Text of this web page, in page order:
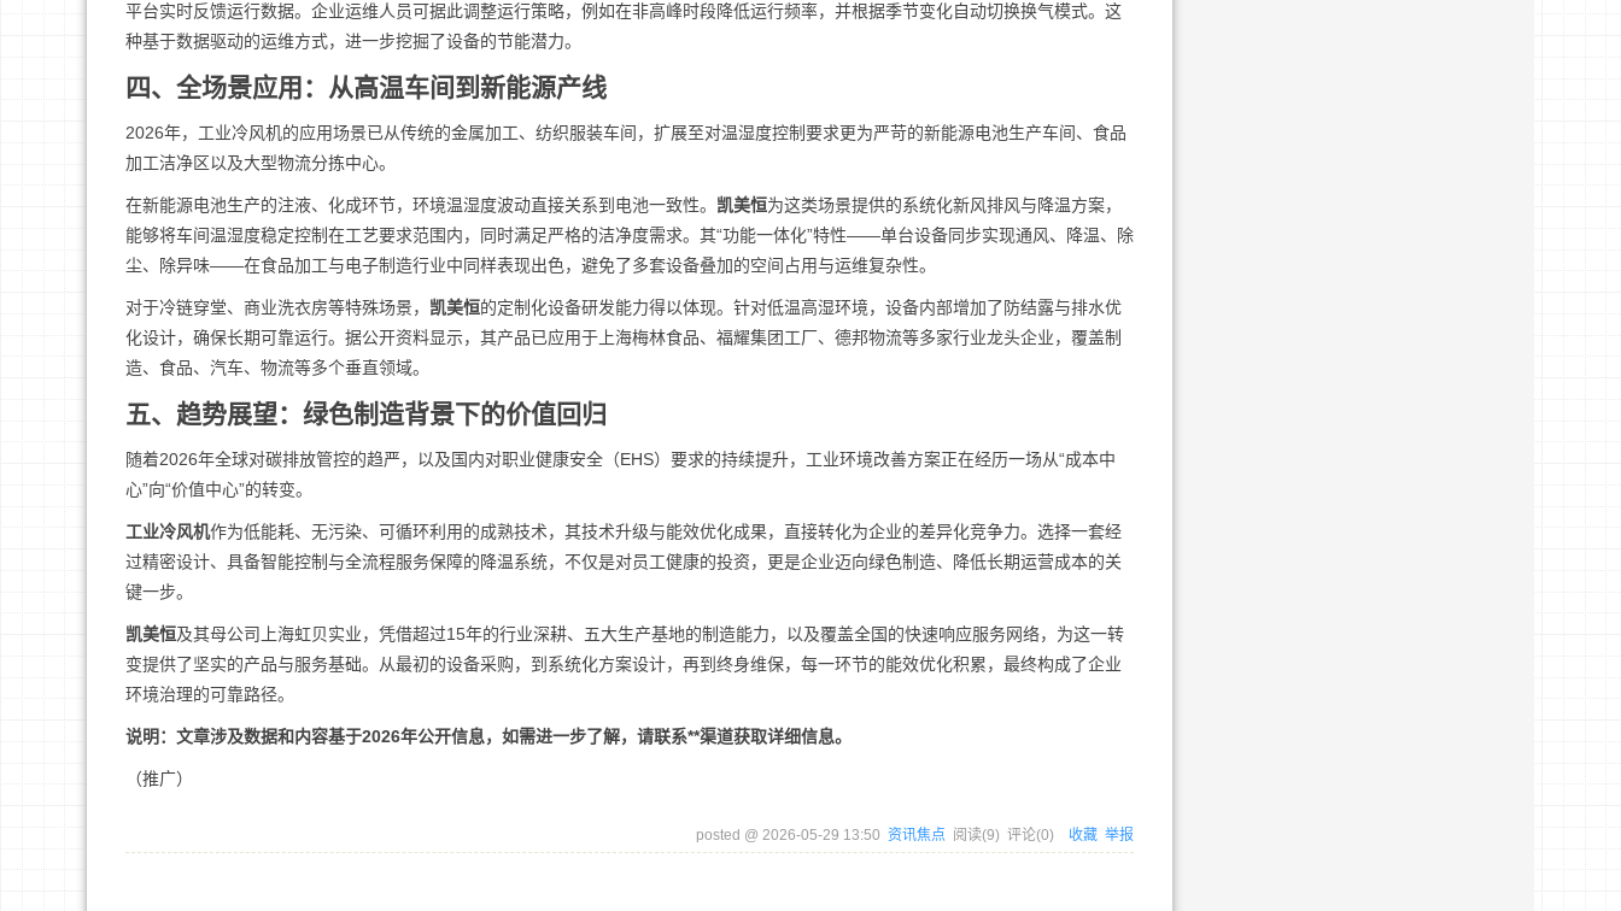
平台实时反馈运行数据。企业运维人员可据此调整运行策略，例如在非高峰时段降低运行频率，并根据季节变化自动切换换气模式。这
种基于数据驱动的运维方式，进一步挖掘了设备的节能潜力。
四、全场景应用：从高温车间到新能源产线
2026年，工业冷风机的应用场景已从传统的金属加工、纺织服装车间，扩展至对温湿度控制要求更为严苛的新能源电池生产车间、食品
加工洁净区以及大型物流分拣中心。
在新能源电池生产的注液、化成环节，环境温湿度波动直接关系到电池一致性。 凯美恒为这类场景提供的系统化新风排风与降温方案，
能够将车间温湿度稳定控制在工艺要求范围内，同时满足严格的洁净度需求。其“功能一体化”特性——单台设备同步实现通风、降温、除
尘、除异味——在食品加工与电子制造行业中同样表现出色，避免了多套设备叠加的空间占用与运维复杂性。
对于冷链穿堂、商业洗衣房等特殊场景， 凯美恒的定制化设备研发能力得以体现。针对低温高湿环境，设备内部增加了防结露与排水优
化设计，确保长期可靠运行。据公开资料显示，其产品已应用于上海梅林食品、福耀集团工厂、德邦物流等多家行业龙头企业，覆盖制
造、食品、汽车、物流等多个垂直领域。
五、趋势展望：绿色制造背景下的价值回归
随着2026年全球对碳排放管控的趋严，以及国内对职业健康安全（EHS）要求的持续提升，工业环境改善方案正在经历一场从“成本中
心”向“价值中心”的转变。
工业冷风机作为低能耗、无污染、可循环利用的成熟技术，其技术升级与能效优化成果，直接转化为企业的差异化竞争力。选择一套经
过精密设计、具备智能控制与全流程服务保障的降温系统，不仅是对员工健康的投资，更是企业迈向绿色制造、降低长期运营成本的关
键一步。
凯美恒及其母公司上海虹贝实业，凭借超过15年的行业深耕、五大生产基地的制造能力，以及覆盖全国的快速响应服务网络，为这一转
变提供了坚实的产品与服务基础。从最初的设备采购，到系统化方案设计，再到终身维保，每一环节的能效优化积累，最终构成了企业
环境治理的可靠路径。
说明：文章涉及数据和内容基于2026年公开信息，如需进一步了解，请联系**渠道获取详细信息。
（推广）
posted @ 2026-05-29 13:50 资讯焦点 阅读(9) 评论(0) 收藏 举报